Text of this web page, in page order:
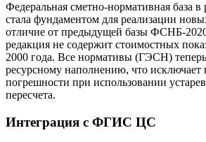
Федеральная сметно-нормативная база в
стала фундаментом для реализации
отличие от предыдущей базы ФСНБ-
редакция не содержит стоимостных
2000 года. Все нормативы (ГЭСН)
ресурсному наполнению, что исключает
погрешности при использовании
пересчета.
Интеграция с ФГИС ЦС